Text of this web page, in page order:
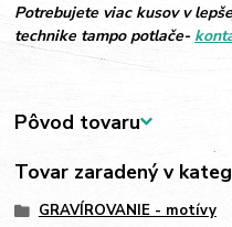
Potrebujete viac kusov v
technike tampo potlače-
Pôvod tovaru
Tovar zaradený v
GRAVÍROVANIE - motívy